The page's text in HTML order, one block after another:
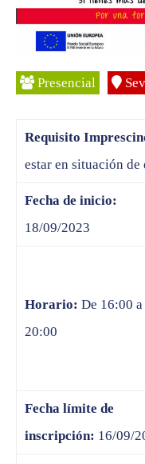
Presencial
Requisito
estar en situación de
Fecha de inicio:
18/09/2023
Horario: De 16:00 a
20:00
Fecha límite de
inscripción: 16/09/